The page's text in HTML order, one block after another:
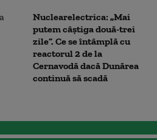
Nuclearelectrica: „Mai
putem câștiga două-trei
zile”. Ce se întâmplă cu
reactorul 2 de la
Cernavodă dacă Dunărea
continuă să scadă